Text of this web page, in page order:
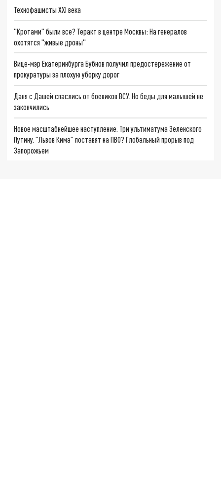
Технофашисты XXI века
"Кротами" были все? Теракт в центре Москвы: На генералов
охотятся "живые дроны"
Вице-мэр Екатеринбурга Бубнов получил предостережение от
прокуратуры за плохую уборку дорог
Даня с Дашей спаслись от боевиков ВСУ. Но беды для малышей не
закончились
Новое масштабнейшее наступление. Три ультиматума Зеленского
Путину. "Львов Кима" поставят на ПВО? Глобальный прорыв под
Запорожьем